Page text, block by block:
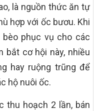
là nguồn thức ăn tự
hợp với ốc bươu. Khi
phục vụ cho các
bắt cơ hội này, nhiều
hay ruộng trũng để
hộ nuôi ốc.
thu hoạch 2 lần, bán